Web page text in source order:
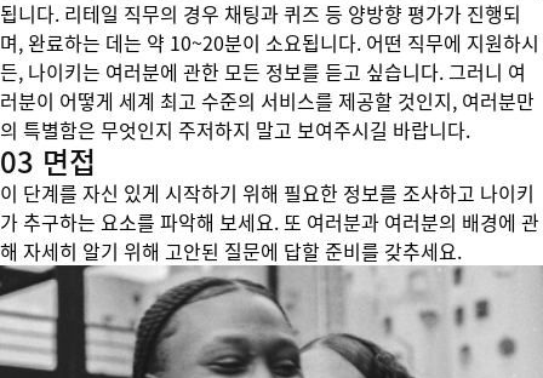
됩니다. 리테일 직무의 경우 채팅과 퀴즈 등 양방향 평가가 진행되
며, 완료하는 데는 약 10~20분이 소요됩니다. 어떤 직무에 지원하시
든, 나이키는 여러분에 관한 모든 정보를 듣고 싶습니다. 그러니 여
러분이 어떻게 세계 최고 수준의 서비스를 제공할 것인지, 여러분만
의 특별함은 무엇인지 주저하지 말고 보여주시길 바랍니다.
03 면접
이 단계를 자신 있게 시작하기 위해 필요한 정보를 조사하고 나이키
가 추구하는 요소를 파악해 보세요. 또 여러분과 여러분의 배경에 관
해 자세히 알기 위해 고안된 질문에 답할 준비를 갖추세요.